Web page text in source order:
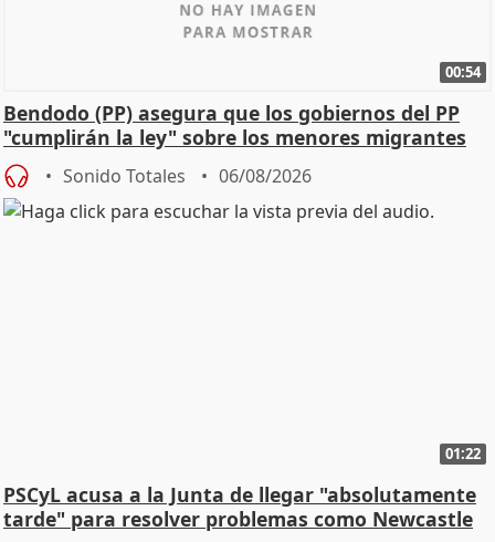
00:54
Bendodo (PP) asegura que los gobiernos del PP
"cumplirán la ley" sobre los menores migrantes
Sonido Totales 06/08/2026
01:22
PSCyL acusa a la Junta de llegar "absolutamente
tarde" para resolver problemas como Newcastle